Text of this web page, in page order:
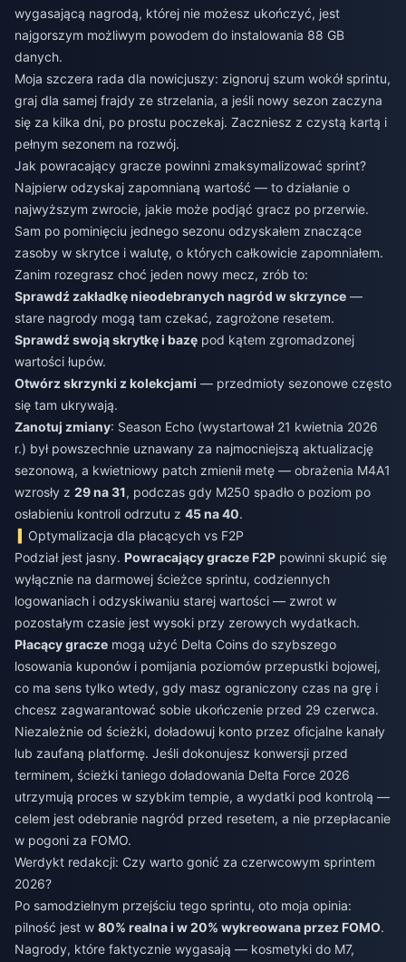
wygasającą nagrodą, której nie możesz ukończyć, jest
najgorszym możliwym powodem do instalowania 88 GB
danych.
Moja szczera rada dla nowicjuszy: zignoruj szum wokół sprintu,
graj dla samej frajdy ze strzelania, a jeśli nowy sezon zaczyna
się za kilka dni, po prostu poczekaj. Zaczniesz z czystą kartą i
pełnym sezonem na rozwój.
Jak powracający gracze powinni zmaksymalizować sprint?
Najpierw odzyskaj zapomnianą wartość — to działanie o
najwyższym zwrocie, jakie może podjąć gracz po przerwie.
Sam po pominięciu jednego sezonu odzyskałem znaczące
zasoby w skrytce i walutę, o których całkowicie zapomniałem.
Zanim rozegrasz choć jeden nowy mecz, zrób to:
Sprawdź zakładkę nieodebranych nagród w skrzynce —
stare nagrody mogą tam czekać, zagrożone resetem.
Sprawdź swoją skrytkę i bazę pod kątem zgromadzonej
wartości łupów.
Otwórz skrzynki z kolekcjami — przedmioty sezonowe często
się tam ukrywają.
Zanotuj zmiany: Season Echo (wystartował 21 kwietnia 2026
r.) był powszechnie uznawany za najmocniejszą aktualizację
sezonową, a kwietniowy patch zmienił metę — obrażenia M4A1
wzrosły z 29 na 31, podczas gdy M250 spadło o poziom po
osłabieniu kontroli odrzutu z 45 na 40.
Optymalizacja dla płacących vs F2P
Podział jest jasny. Powracający gracze F2P powinni skupić się
wyłącznie na darmowej ścieżce sprintu, codziennych
logowaniach i odzyskiwaniu starej wartości — zwrot w
pozostałym czasie jest wysoki przy zerowych wydatkach.
Płacący gracze mogą użyć Delta Coins do szybszego
losowania kuponów i pomijania poziomów przepustki bojowej,
co ma sens tylko wtedy, gdy masz ograniczony czas na grę i
chcesz zagwarantować sobie ukończenie przed 29 czerwca.
Niezależnie od ścieżki, doładowuj konto przez oficjalne kanały
lub zaufaną platformę. Jeśli dokonujesz konwersji przed
terminem, ścieżki taniego doładowania Delta Force 2026
utrzymują proces w szybkim tempie, a wydatki pod kontrolą —
celem jest odebranie nagród przed resetem, a nie przepłacanie
w pogoni za FOMO.
Werdykt redakcji: Czy warto gonić za czerwcowym sprintem
2026?
Po samodzielnym przejściu tego sprintu, oto moja opinia:
pilność jest w 80% realna i w 20% wykreowana przez FOMO.
Nagrody, które faktycznie wygasają — kosmetyki do M7,